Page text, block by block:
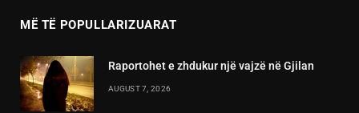
MË TË POPULLARIZUARAT
Raportohet e zhdukur një vajzë në Gjilan
AUGUST 7, 2026